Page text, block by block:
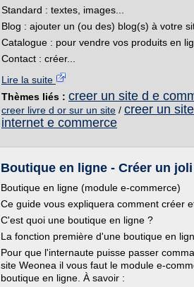
Standard : textes, images...
Blog : ajouter un (ou des) blog(s) à votre
Catalogue : pour vendre vos produits en
Contact : créer...
Lire la suite
Thèmes liés : creer un site d e
creer livre d or sur un site / creer un
internet e commerce
Boutique en ligne - Créer un
Boutique en ligne (module e-commerce)
Ce guide vous expliquera comment créer
C'est quoi une boutique en ligne ?
La fonction première d'une boutique en
Pour que l'internaute puisse passer
site Weonea il vous faut le module e-
boutique en ligne. À savoir :